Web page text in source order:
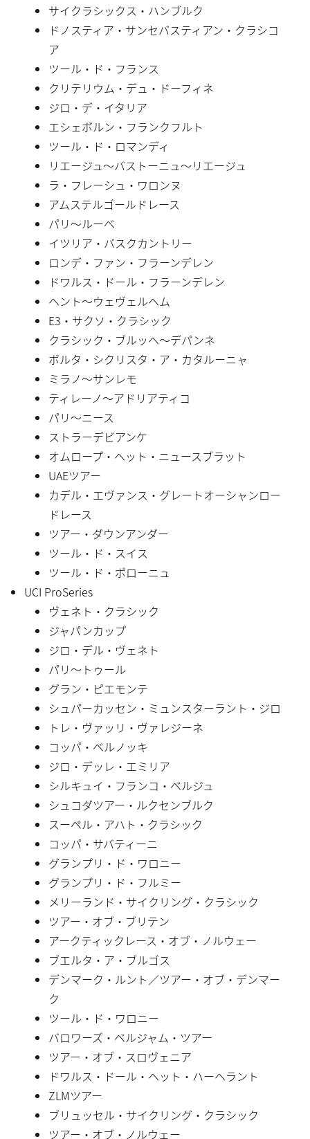
サイクラシックス・ハンブルク
ドノスティア・サンセバスティアン・クラシコ
ア
ツール・ド・フランス
クリテリウム・デュ・ドーフィネ
ジロ・デ・イタリア
エシェボルン・フランクフルト
ツール・ド・ロマンディ
リエージュ〜バストーニュ〜リエージュ
ラ・フレーシュ・ワロンヌ
アムステルゴールドレース
パリ〜ルーベ
イツリア・バスクカントリー
ロンデ・ファン・フラーンデレン
ドワルス・ドール・フラーンデレン
ヘント〜ウェヴェルヘム
E3・サクソ・クラシック
クラシック・ブルッヘ〜デパンネ
ボルタ・シクリスタ・ア・カタルーニャ
ミラノ〜サンレモ
ティレーノ〜アドリアティコ
パリ〜ニース
ストラーデビアンケ
オムロープ・ヘット・ニュースブラット
UAEツアー
カデル・エヴァンス・グレートオーシャンロー
ドレース
ツアー・ダウンアンダー
ツール・ド・スイス
ツール・ド・ポローニュ
UCI ProSeries
ヴェネト・クラシック
ジャパンカップ
ジロ・デル・ヴェネト
パリ〜トゥール
グラン・ピエモンテ
シュパーカッセン・ミュンスターラント・ジロ
トレ・ヴァッリ・ヴァレジーネ
コッパ・ベルノッキ
ジロ・デッレ・エミリア
シルキュイ・フランコ・ベルジュ
シュコダツアー・ルクセンブルク
スーペル・アハト・クラシック
コッパ・サバティーニ
グランプリ・ド・ワロニー
グランプリ・ド・フルミー
メリーランド・サイクリング・クラシック
ツアー・オブ・ブリテン
アークティックレース・オブ・ノルウェー
ブエルタ・ア・ブルゴス
デンマーク・ルント／ツアー・オブ・デンマー
ク
ツール・ド・ワロニー
バロワーズ・ベルジャム・ツアー
ツアー・オブ・スロヴェニア
ドワルス・ドール・ヘット・ハーヘラント
ZLMツアー
ブリュッセル・サイクリング・クラシック
ツアー・オブ・ノルウェー